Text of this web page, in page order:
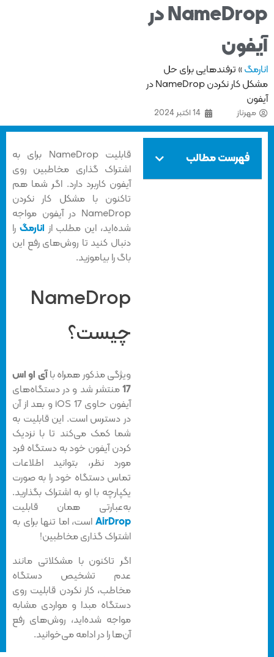
NameDrop در
»ترفندهایی برای حل
مشکل کار نکردن NameDrop در
مهرناز 14 اکتبر 2024
فهرست مطالب
قابلیت NameDrop برای به
اشتراک گذاری مخاطبین روی
آیفون کاربرد دارد. اگر شما هم
تاکنون با مشکل کار نکردن
NameDrop در آیفون مواجه
شده‌اید، این مطلب ازانارمگرا
دنبال کنید تا روش‌های رفع این
باگ را بیاموزید.
NameDrop
چیست؟
ویژگی مذکور همراه باآی او اس
منتشر شد و در دستگاه‌های
آیفون حاوی iOS 17 و بعد از آن
در دسترس است. این قابلیت به
شما کمک می‌کند تا با نزدیک
کردن آیفون خود به دستگاه فرد
مورد نظر، بتوانید اطلاعات
تماس دستگاه خود را به صورت
یکپارچه با او به اشتراک بگذارید.
به‌عبارتی همان قابلیت
AirDropاست، اما تنها برای به
اشتراک گذاری مخاطبین!
اگر تاکنون با مشکلاتی مانند
عدم تشخیص دستگاه
مخاطب، کار نکردن قابلیت روی
دستگاه مبدا و مواردی مشابه
مواجه شده‌اید، روش‌های رفع
آن‌ها را در ادامه می‌خوانید.